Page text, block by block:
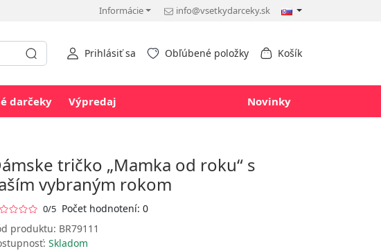
Informácie info@vsetkydarceky.sk
Prihlásiť sa Obľúbené položky Košík
darčeky Výpredaj Novinky
tričko „Mamka od roku“ s
vybraným rokom
0/5 Počet hodnotení: 0
produktu: BR79111
Skladom